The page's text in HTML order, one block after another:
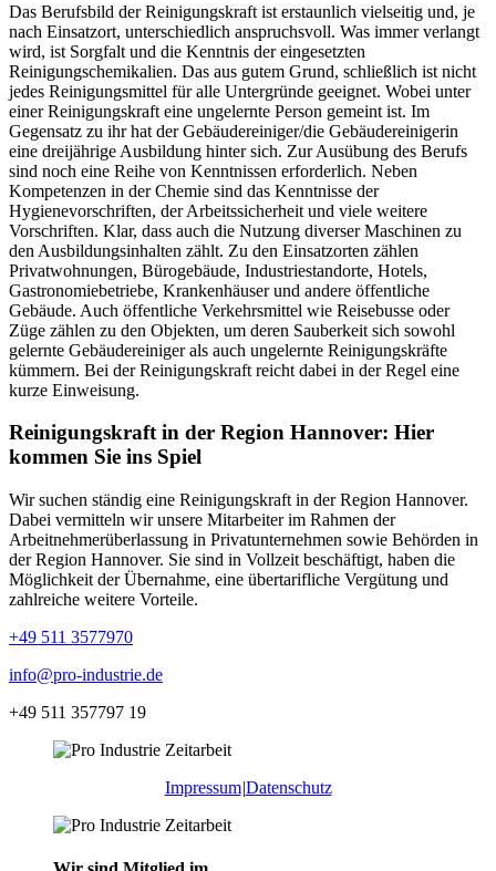
Das Berufsbild der Reinigungskraft ist erstaunlich vielseitig und, je
nach Einsatzort, unterschiedlich anspruchsvoll. Was immer verlangt
wird, ist Sorgfalt und die Kenntnis der eingesetzten
Reinigungschemikalien. Das aus gutem Grund, schließlich ist nicht
jedes Reinigungsmittel für alle Untergründe geeignet. Wobei unter
einer Reinigungskraft eine ungelernte Person gemeint ist. Im
Gegensatz zu ihr hat der Gebäudereiniger/die Gebäudereinigerin
eine dreijährige Ausbildung hinter sich. Zur Ausübung des Berufs
sind noch eine Reihe von Kenntnissen erforderlich. Neben
Kompetenzen in der Chemie sind das Kenntnisse der
Hygienevorschriften, der Arbeitssicherheit und viele weitere
Vorschriften. Klar, dass auch die Nutzung diverser Maschinen zu
den Ausbildungsinhalten zählt. Zu den Einsatzorten zählen
Privatwohnungen, Bürogebäude, Industriestandorte, Hotels,
Gastronomiebetriebe, Krankenhäuser und andere öffentliche
Gebäude. Auch öffentliche Verkehrsmittel wie Reisebusse oder
Züge zählen zu den Objekten, um deren Sauberkeit sich sowohl
gelernte Gebäudereiniger als auch ungelernte Reinigungskräfte
kümmern. Bei der Reinigungskraft reicht dabei in der Regel eine
kurze Einweisung.
Reinigungskraft in der Region Hannover: Hier
kommen Sie ins Spiel
Wir suchen ständig eine Reinigungskraft in der Region Hannover.
Dabei vermitteln wir unsere Mitarbeiter im Rahmen der
Arbeitnehmerüberlassung in Privatunternehmen sowie Behörden in
der Region Hannover. Sie sind in Vollzeit beschäftigt, haben die
Möglichkeit der Übernahme, eine übertarifliche Vergütung und
zahlreiche weitere Vorteile.
+49 511 3577970
info@pro-industrie.de
+49 511 357797 19
Impressum|Datenschutz